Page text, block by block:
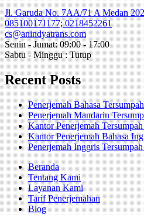
Jl. Garuda No. 7AA/71 A Medan
085100171177; 0218452261
cs@anindyatrans.com
Senin - Jumat: 09:00 - 17:00
Sabtu - Minggu : Tutup
Recent Posts
Penerjemah Bahasa
Penerjemah Mandarin
Kantor Penerjemah
Kantor Penerjemah Bahasa
Penerjemah Inggris
Beranda
Tentang Kami
Layanan Kami
Tarif Penerjemahan
Blog